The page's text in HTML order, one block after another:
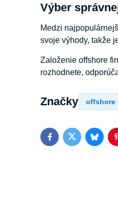
Výber
Medzi
svoje výhody, takže
Založenie offshore
rozhodnete,
Značky offshore
FacebookTwitter